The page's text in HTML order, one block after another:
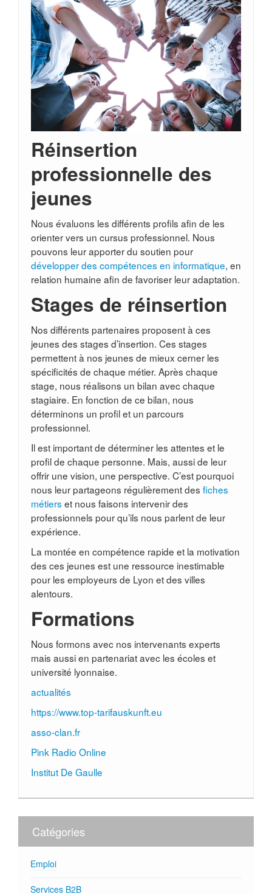
Réinsertion
professionnelle des
jeunes
Nous évaluons les différents profils afin de les
orienter vers un cursus professionnel. Nous
pouvons leur apporter du soutien pour
développer des compétences en informatique, en
relation humaine afin de favoriser leur adaptation.
Stages de réinsertion
Nos différents partenaires proposent à ces
jeunes des stages d’insertion. Ces stages
permettent à nos jeunes de mieux cerner les
spécificités de chaque métier. Après chaque
stage, nous réalisons un bilan avec chaque
stagiaire. En fonction de ce bilan, nous
déterminons un profil et un parcours
professionnel.
Il est important de déterminer les attentes et le
profil de chaque personne. Mais, aussi de leur
offrir une vision, une perspective. C’est pourquoi
nous leur partageons régulièrement des fiches
métiers et nous faisons intervenir des
professionnels pour qu’ils nous parlent de leur
expérience.
La montée en compétence rapide et la motivation
des ces jeunes est une ressource inestimable
pour les employeurs de Lyon et des villes
alentours.
Formations
Nous formons avec nos intervenants experts
mais aussi en partenariat avec les écoles et
université lyonnaise.
actualités
https://www.top-tarifauskunft.eu
asso-clan.fr
Pink Radio Online
Institut De Gaulle
Catégories
Emploi
Services B2B